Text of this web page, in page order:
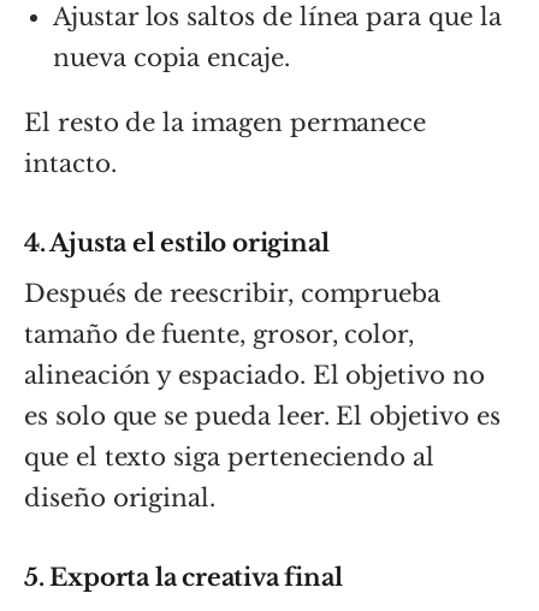
Ajustar los saltos de línea para que la
nueva copia encaje.
El resto de la imagen permanece
intacto.
4. Ajusta el estilo original
Después de reescribir, comprueba
tamaño de fuente, grosor, color,
alineación y espaciado. El objetivo no
es solo que se pueda leer. El objetivo es
que el texto siga perteneciendo al
diseño original.
5. Exporta la creativa final